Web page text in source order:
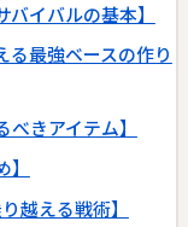
イバルの基本】
る最強ベースの作り
きアイテム】
越える戦術】